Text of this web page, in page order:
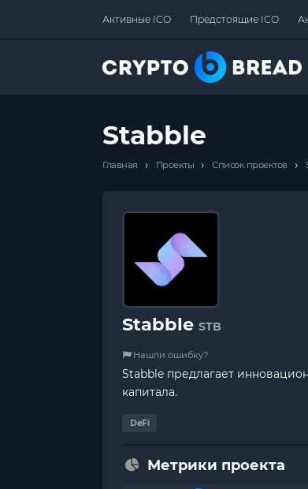
Активные ICO Предстоящие ICO
Stabble
Главная › Проекты › Список проектов ›
Stabble STB
Нашли ошибку?
Stabble предлагает
капитала.
DeFi
Метрики проекта